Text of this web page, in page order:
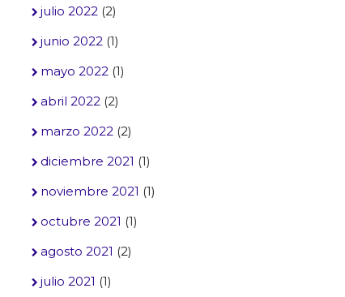
julio 2022 (2)
junio 2022 (1)
mayo 2022 (1)
abril 2022 (2)
marzo 2022 (2)
diciembre 2021 (1)
noviembre 2021 (1)
octubre 2021 (1)
agosto 2021 (2)
julio 2021 (1)